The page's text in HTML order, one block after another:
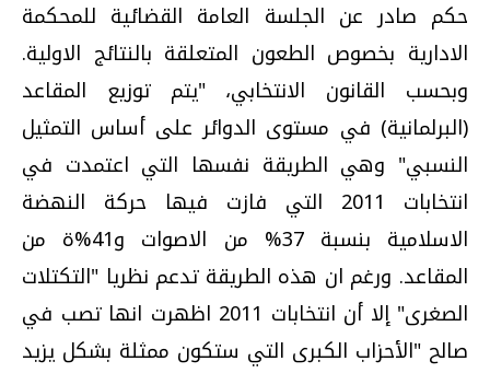
حكم صادر عن الجلسة العامة القضائية للمحكمة
الادارية بخصوص الطعون المتعلقة بالنتائج الاولية.
وبحسب القانون الانتخابي، "يتم توزيع المقاعد
(البرلمانية) في مستوى الدوائر على أساس التمثيل
النسبي" وهي الطريقة نفسها التي اعتمدت في
انتخابات 2011 التي فازت فيها حركة النهضة
الاسلامية بنسبة 37% من الاصوات و41%ة من
المقاعد. ورغم ان هذه الطريقة تدعم نظريا "التكتلات
الصغرى" إلا أن انتخابات 2011 اظهرت انها تصب في
صالح "الأحزاب الكبرى التي ستكون ممثلة بشكل يزيد